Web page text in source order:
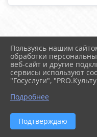
2026 г. uzhur-cks.ru
Вход
Карта сайта
Политика обработки
Сделано на KubCMS
Пользуясь нашим
обработки
веб-сайт и другие
сервисы используют
"Госуслуги",
Подробнее
Подтверждаю